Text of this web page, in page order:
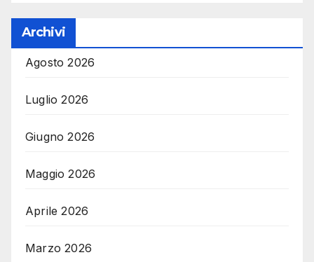
Archivi
Agosto 2026
Luglio 2026
Giugno 2026
Maggio 2026
Aprile 2026
Marzo 2026